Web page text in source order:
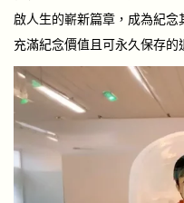
啟人生的嶄新篇章，成為紀
充滿紀念價值且可永久保存的